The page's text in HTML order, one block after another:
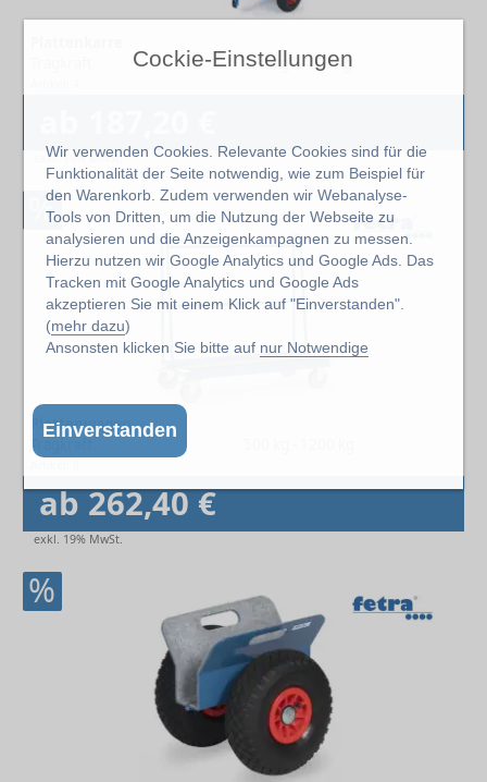
Cockie-Einstellungen
Wir verwenden Cookies. Relevante Cookies sind für die
Funktionalität der Seite notwendig, wie zum Beispiel für
den Warenkorb. Zudem verwenden wir Webanalyse-
Tools von Dritten, um die Nutzung der Webseite zu
analysieren und die Anzeigenkampagnen zu messen.
Hierzu nutzen wir Google Analytics und Google Ads. Das
Tracken mit Google Analytics und Google Ads
akzeptieren Sie mit einem Klick auf "Einverstanden".
(mehr dazu)
Ansonsten klicken Sie bitte auf nur Notwendige
Einverstanden
350 kg & 400 kg
exkl. 19% MwSt.
%
Plattenwagen
Tragkraft
ab 262,40 €
exkl. 19% MwSt.
%